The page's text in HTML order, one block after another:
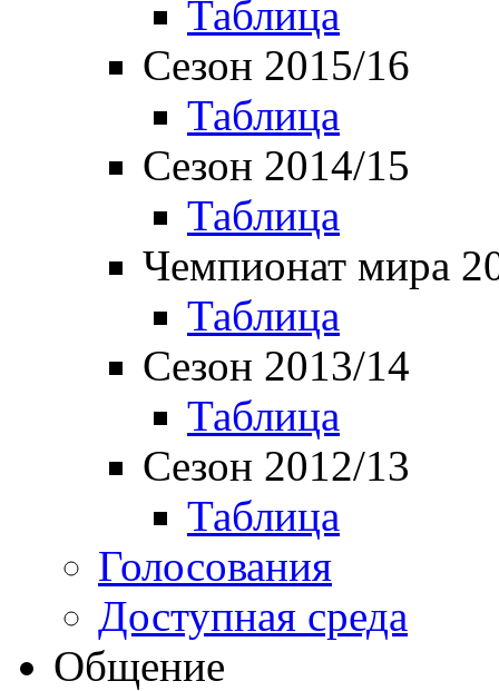
Таблица
Сезон 2015/16
Таблица
Сезон 2014/15
Таблица
Чемпионат мира
Таблица
Сезон 2013/14
Таблица
Сезон 2012/13
Таблица
Голосования
Доступная среда
Общение